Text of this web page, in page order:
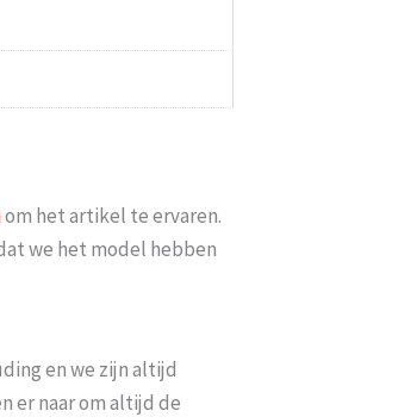
moeten wachten En
om het artikel te ervaren.
we het model hebben
en we zijn altijd
er naar om altijd de